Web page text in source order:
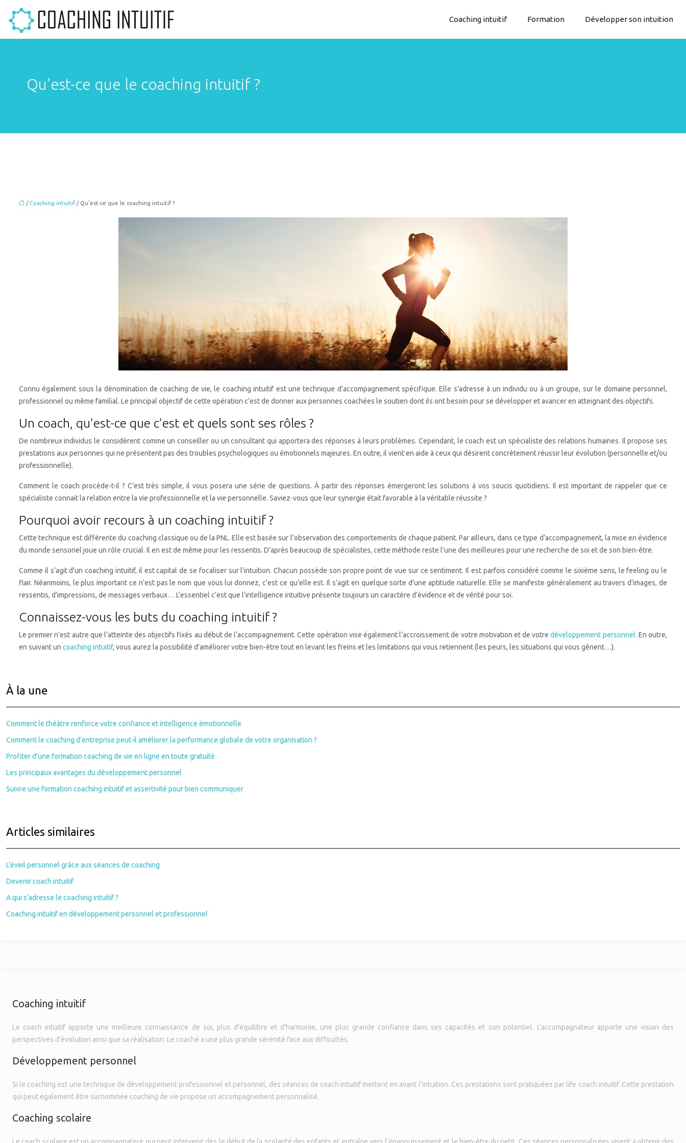
Coaching intuitif Formation Développer son intuition
Qu’est-ce que le coaching intuitif ?
/ Coaching intuitif/ Qu’est-ce que le coaching intuitif ?
Connu également sous la dénomination de coaching de vie, le coaching intuitif est une technique d’accompagnement spécifique. Elle s’adresse à un individu ou à un groupe, sur le domaine personnel,
professionnel ou même familial. Le principal objectif de cette opération c’est de donner aux personnes coachées le soutien dont ils ont besoin pour se développer et avancer en atteignant des objectifs.
Un coach, qu’est-ce que c’est et quels sont ses rôles ?
De nombreux individus le considèrent comme un conseiller ou un consultant qui apportera des réponses à leurs problèmes. Cependant, le coach est un spécialiste des relations humaines. Il propose ses
prestations aux personnes qui ne présentent pas des troubles psychologiques ou émotionnels majeures. En outre, il vient en aide à ceux qui désirent concrètement réussir leur évolution (personnelle et/ou
professionnelle).
Comment le coach procède-t-il ? C’est très simple, il vous posera une série de questions. À partir des réponses émergeront les solutions à vos soucis quotidiens. Il est important de rappeler que ce
spécialiste connait la relation entre la vie professionnelle et la vie personnelle. Saviez-vous que leur synergie était favorable à la véritable réussite ?
Pourquoi avoir recours à un coaching intuitif ?
Cette technique est différente du coaching classique ou de la PNL. Elle est basée sur l’observation des comportements de chaque patient. Par ailleurs, dans ce type d’accompagnement, la mise en évidence
du monde sensoriel joue un rôle crucial. Il en est de même pour les ressentis. D’après beaucoup de spécialistes, cette méthode reste l’une des meilleures pour une recherche de soi et de son bien-être.
Comme il s’agit d’un coaching intuitif, il est capital de se focaliser sur l’intuition. Chacun possède son propre point de vue sur ce sentiment. Il est parfois considéré comme le sixième sens, le feeling ou le
flair. Néanmoins, le plus important ce n’est pas le nom que vous lui donnez, c’est ce qu’elle est. Il s’agit en quelque sorte d’une aptitude naturelle. Elle se manifeste généralement au travers d’images, de
ressentis, d’impressions, de messages verbaux… L’essentiel c’est que l’intelligence intuitive présente toujours un caractère d’évidence et de vérité pour soi.
Connaissez-vous les buts du coaching intuitif ?
Le premier n’est autre que l’atteinte des objectifs fixés au début de l’accompagnement. Cette opération vise également l’accroissement de votre motivation et de votredéveloppement personnel. En outre,
en suivant un coaching intuitif, vous aurez la possibilité d’améliorer votre bien-être tout en levant les freins et les limitations qui vous retiennent (les peurs, les situations qui vous gênent…).
À la une
Comment le théâtre renforce votre confiance et intelligence émotionnelle
Comment le coaching d’entreprise peut-il améliorer la performance globale de votre organisation ?
Profiter d’une formation coaching de vie en ligne en toute gratuité
Les principaux avantages du développement personnel
Suivre une formation coaching intuitif et assertivité pour bien communiquer
Articles similaires
L’éveil personnel grâce aux séances de coaching
Devenir coach intuitif
A qui s’adresse le coaching intuitif ?
Coaching intuitif en développement personnel et professionnel
Coaching intuitif
Le coach intuitif apporte une meilleure connaissance de soi, plus d’équilibre et d’harmonie, une plus grande confiance dans ses capacités et son potentiel. L’accompagnateur apporte une vision des
perspectives d’évolution ainsi que sa réalisation. Le coaché a une plus grande sérénité face aux difficultés.
Développement personnel
Si le coaching est une technique de développement professionnel et personnel, des séances de coach intuitif mettent en avant l’intuition. Ces prestations sont pratiquées par life coach intuitif. Cette prestation
qui peut également être surnommée coaching de vie propose un accompagnement personnalisé.
Coaching scolaire